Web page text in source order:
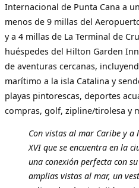
Internacional de Punta Cana a
menos de 9 millas del
y a 4 millas de La Terminal de
huéspedes del Hilton Garden
de aventuras cercanas,
marítimo a la isla Catalina y
playas pintorescas, deportes
compras, golf, zipline/tirolesa y
Con vistas al mar Caribe y
XVI que se encuentra en la
una conexión perfecta con
amplias vistas al mar, un